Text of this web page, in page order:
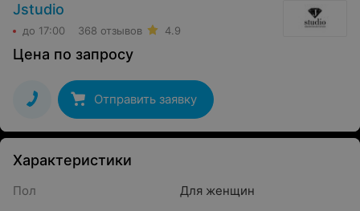
Jstudio
до 17:00 368 отзывов 4.9
Цена по запросу
Отправить заявку
Характеристики
Пол
Для женщин